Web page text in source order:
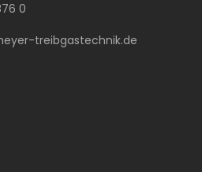
0
treibgastechnik.de